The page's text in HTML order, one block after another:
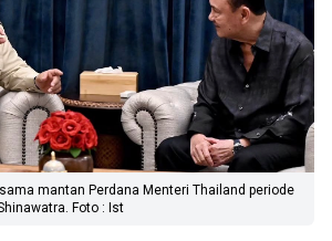
mantan Perdana Menteri Thailand periode
Foto : Ist